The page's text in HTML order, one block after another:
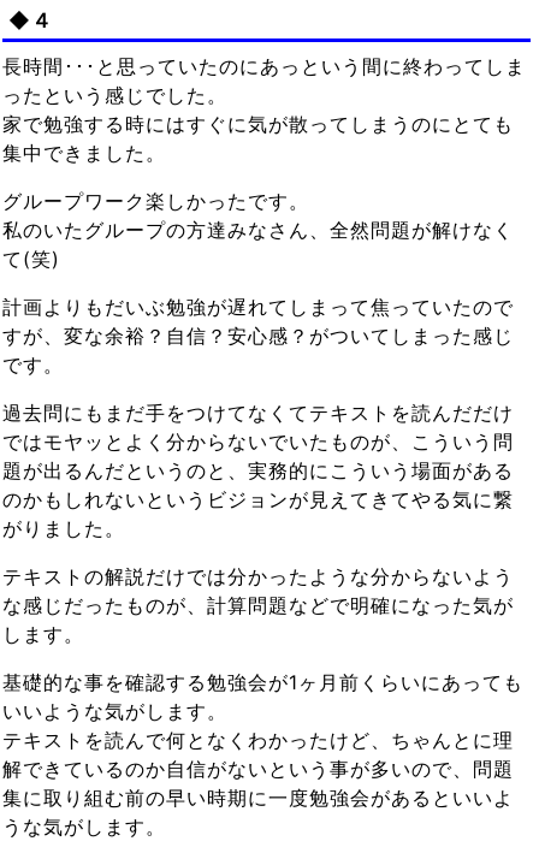
◆４
長時間･･･と思っていたのにあっという間に終わってしま
ったという感じでした。
家で勉強する時にはすぐに気が散ってしまうのにとても
集中できました。
グループワーク楽しかったです。
私のいたグループの方達みなさん、全然問題が解けなく
て(笑)
計画よりもだいぶ勉強が遅れてしまって焦っていたので
すが、変な余裕？自信？安心感？がついてしまった感じ
です。
過去問にもまだ手をつけてなくてテキストを読んだだけ
ではモヤッとよく分からないでいたものが、こういう問
題が出るんだというのと、実務的にこういう場面がある
のかもしれないというビジョンが見えてきてやる気に繋
がりました。
テキストの解説だけでは分かったような分からないよう
な感じだったものが、計算問題などで明確になった気が
します。
基礎的な事を確認する勉強会が1ヶ月前くらいにあっても
いいような気がします。
テキストを読んで何となくわかったけど、ちゃんとに理
解できているのか自信がないという事が多いので、問題
集に取り組む前の早い時期に一度勉強会があるといいよ
うな気がします。